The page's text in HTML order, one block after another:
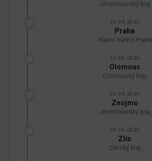
Jihomoravský kraj
15.06.2026
Praha
Hlavní město Praha
11.06.2026
Olomouc
Olomoucký kraj
06.06.2026
Znojmo
Jihomoravský kraj
03.06.2026
Zlín
Zlínský kraj